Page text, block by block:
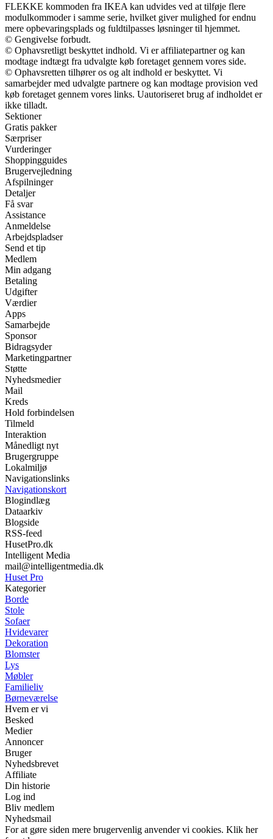
FLEKKE kommoden fra IKEA kan udvides ved at tilføje flere
modulkommoder i samme serie, hvilket giver mulighed for endnu
mere opbevaringsplads og fuldtilpasses løsninger til hjemmet.
© Gengivelse forbudt.
© Ophavsretligt beskyttet indhold. Vi er affiliatepartner og kan
modtage indtægt fra udvalgte køb foretaget gennem vores side.
© Ophavsretten tilhører os og alt indhold er beskyttet. Vi
samarbejder med udvalgte partnere og kan modtage provision ved
køb foretaget gennem vores links. Uautoriseret brug af indholdet er
ikke tilladt.
Sektioner
Gratis pakker
Særpriser
Vurderinger
Shoppingguides
Brugervejledning
Afspilninger
Detaljer
Få svar
Assistance
Anmeldelse
Arbejdspladser
Send et tip
Medlem
Min adgang
Betaling
Udgifter
Værdier
Apps
Samarbejde
Sponsor
Bidragsyder
Marketingpartner
Støtte
Nyhedsmedier
Mail
Kreds
Hold forbindelsen
Tilmeld
Interaktion
Månedligt nyt
Brugergruppe
Lokalmiljø
Navigationslinks
Navigationskort
Blogindlæg
Dataarkiv
Blogside
RSS-feed
HusetPro.dk
Intelligent Media
mail@intelligentmedia.dk
Huset Pro
Kategorier
Borde
Stole
Sofaer
Hvidevarer
Dekoration
Blomster
Lys
Møbler
Familieliv
Børneværelse
Hvem er vi
Besked
Medier
Annoncer
Bruger
Nyhedsbrevet
Affiliate
Din historie
Log ind
Bliv medlem
Nyhedsmail
For at gøre siden mere brugervenlig anvender vi cookies. Klik her